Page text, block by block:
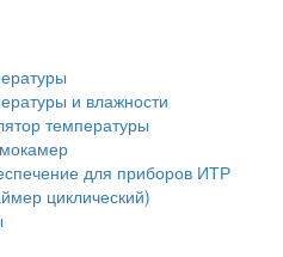
и влажности
температуры
для приборов ИТР
циклический)